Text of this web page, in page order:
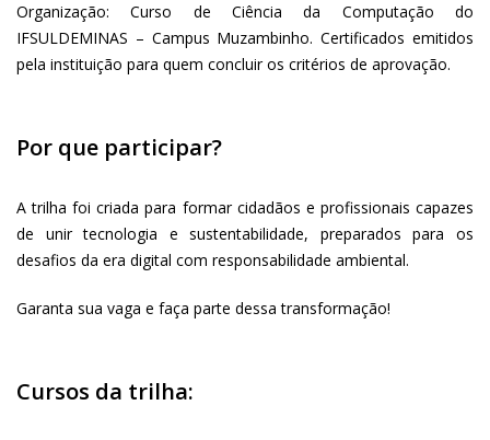
Organização: Curso de Ciência da Computação do
IFSULDEMINAS – Campus Muzambinho. Certificados emitidos
pela instituição para quem concluir os critérios de aprovação.
Por que participar?
A trilha foi criada para formar cidadãos e profissionais capazes
de unir tecnologia e sustentabilidade, preparados para os
desafios da era digital com responsabilidade ambiental.
Garanta sua vaga e faça parte dessa transformação!
Cursos da trilha: